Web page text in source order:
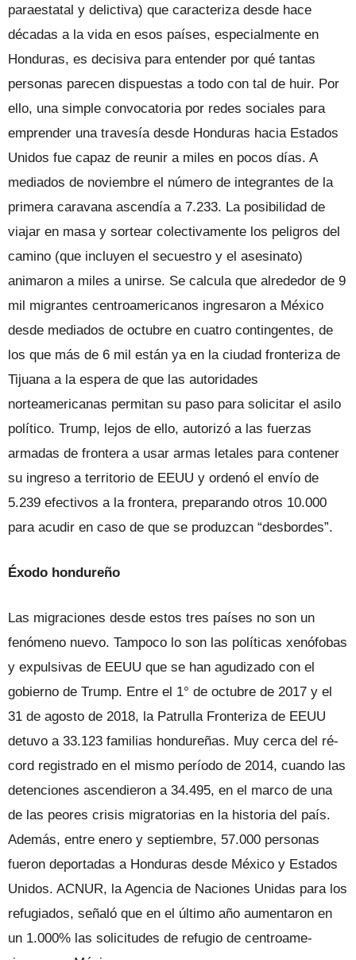
paraestatal y delictiva) que caracteri­za desde hace
décadas a la vida en esos países, especialmente en
Honduras, es decisiva para entender por qué tantas
personas parecen dispuestas a todo con tal de huir. Por
ello, una simple convoca­toria por redes sociales para
emprender una travesía desde Honduras hacia Es­tados
Unidos fue capaz de reunir a miles en pocos días. A
mediados de noviembre el número de integrantes de la
primera caravana ascendía a 7.233. La posibilidad de
viajar en masa y sortear colectivamen­te los peligros del
camino (que incluyen el secuestro y el asesinato)
animaron a miles a unirse. Se calcula que alrededor de 9
mil migrantes centroamericanos ingresaron a México
desde mediados de octubre en cuatro contingentes, de
los que más de 6 mil están ya en la ciudad fronteriza de
Tijuana a la espera de que las autoridades
norteamericanas permi­tan su paso para solicitar el asilo
político. Trump, lejos de ello, autorizó a las fuerzas
armadas de frontera a usar armas leta­les para contener
su ingreso a territorio de EEUU y ordenó el envío de
5.239 efecti­vos a la frontera, preparando otros 10.000
para acudir en caso de que se produzcan “desbordes”.
Éxodo hondureño
Las migraciones desde estos tres paí­ses no son un
fenómeno nuevo. Tampo­co lo son las políticas xenófobas
y expul­sivas de EEUU que se han agudizado con el
gobierno de Trump. Entre el 1° de octu­bre de 2017 y el
31 de agosto de 2018, la Pa­trulla Fronteriza de EEUU
detuvo a 33.123 familias hondureñas. Muy cerca del ré­
cord registrado en el mismo período de 2014, cuando las
detenciones ascendie­ron a 34.495, en el marco de una
de las peores crisis migratorias en la historia del país.
Además, entre enero y septiem­bre, 57.000 personas
fueron deportadas a Honduras desde México y Estados
Uni­dos. ACNUR, la Agencia de Naciones Uni­das para los
refugiados, señaló que en el último año aumentaron en
un 1.000% las solicitudes de refugio de centroame­